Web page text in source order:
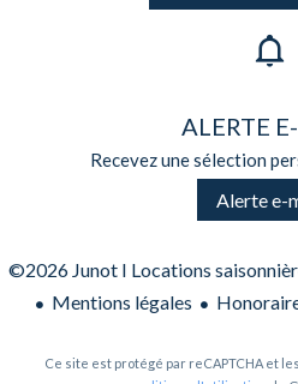
ALERTE
Recevez une sélection
Alerte e-
©2026 Junot I Locations
Mentions légales
Ce site est protégé par reCAPTCHA et